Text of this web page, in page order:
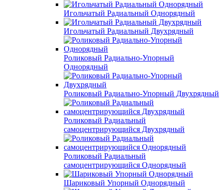
Игольчатый Радиальный Однорядный
Игольчатый Радиальный Двухрядный
Роликовый Радиально-Упорный
Однорядный
Роликовый Радиально-Упорный Двухрядный
Роликовый Радиальный
самоцентрирующийся Двухрядный
Роликовый Радиальный
самоцентрирующийся Однорядный
Шариковый Упорный Однорядный